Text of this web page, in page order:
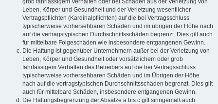
Leben, Körper und Gesundheit und der Verletzung wesentlicher
Vertragspflichten (Kardinalpflichten) auf die bei Vertragsschluss
typischerweise vorhersehbaren Schäden und im übrigen der Höhe nach
auf die vertragstypischen Durchschnittsschäden begrenzt. Dies gilt auch
für mittelbare Folgeschäden wie insbesondere entgangenen Gewinn.
Die Haftung ist gegenüber Unternehmern außer bei der Verletzung von
Leben, Körper und Gesundheit oder vorsätzlichem oder grob
fahrlässigem Verhalten des Betreibers auf die bei Vertragsschluss
typischerweise vorhersehbaren Schäden und im Übrigen der Höhe
nach auf die vertragstypischen Durchschnittsschäden begrenzt. Dies gilt
auch für mittelbare Schäden, insbesondere entgangenen Gewinn.
Die Haftungsbegrenzung der Absätze a bis c gilt sinngemäß auch